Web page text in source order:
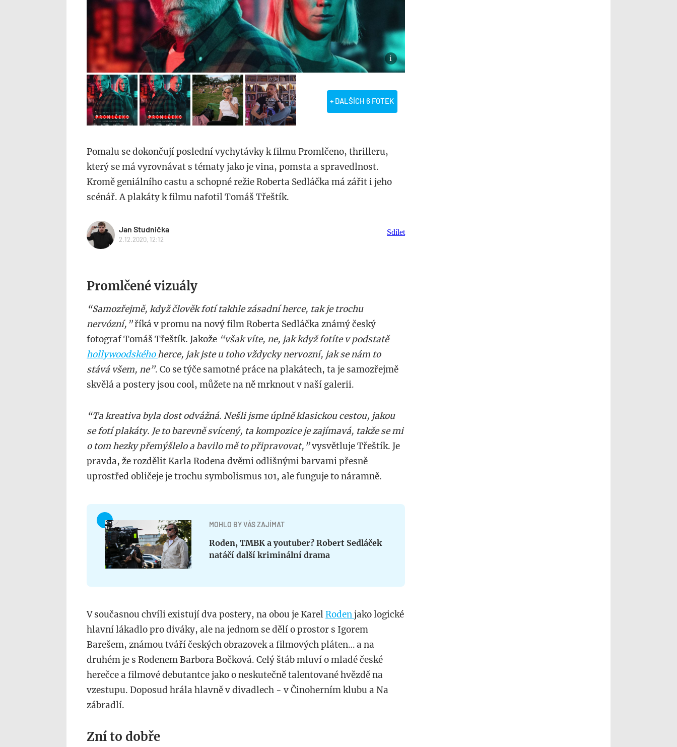
+ DALŠÍCH 6 FOTEK
Pomalu se dokončují poslední vychytávky k filmu Promlčeno, thrilleru,
který se má vyrovnávat s tématy jako je vina, pomsta a spravedlnost.
Kromě geniálního castu a schopné režie Roberta Sedláčka má zářit i jeho
scénář. A plakáty k filmu nafotil Tomáš Třeštík.
Jan Studnička
2.12.2020, 12:12
Sdílet
Promlčené vizuály
“Samozřejmě, když člověk fotí takhle zásadní herce, tak je trochu
nervózní,”říká v promu na nový film Roberta Sedláčka známý český
fotograf Tomáš Třeštík. Jakože “však víte, ne, jak když fotíte v podstatě
hollywoodskéhoherce, jak jste u toho vždycky nervozní, jak se nám to
stává všem, ne”. Co se týče samotné práce na plakátech, ta je samozřejmě
skvělá a postery jsou cool, můžete na ně mrknout v naší galerii.
“Ta kreativa byla dost odvážná. Nešli jsme úplně klasickou cestou, jakou
se fotí plakáty. Je to barevně svícený, ta kompozice je zajímavá, takže se mi
o tom hezky přemýšlelo a bavilo mě to připravovat,”vysvětluje Třeštík. Je
pravda, že rozdělit Karla Rodena dvěmi odlišnými barvami přesně
uprostřed obličeje je trochu symbolismus 101, ale funguje to náramně.
MOHLO BY VÁS ZAJÍMAT
Roden, TMBK a youtuber? Robert Sedláček
natáčí další kriminální drama
V současnou chvíli existují dva postery, na obou je KarelRodenjako logické
hlavní lákadlo pro diváky, ale na jednom se dělí o prostor s Igorem
Barešem, známou tváří českých obrazovek a filmových pláten… a na
druhém je s Rodenem Barbora Bočková. Celý štáb mluví o mladé české
herečce a filmové debutantce jako o neskutečně talentované hvězdě na
vzestupu. Doposud hrála hlavně v divadlech - v Činoherním klubu a Na
zábradlí.
Zní to dobře